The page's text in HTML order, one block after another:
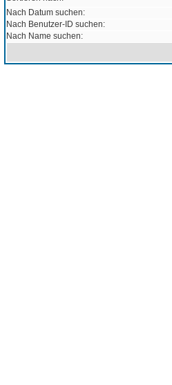
Nach Datum suchen:
Nach Benutzer-ID suchen:
Nach Name suchen: